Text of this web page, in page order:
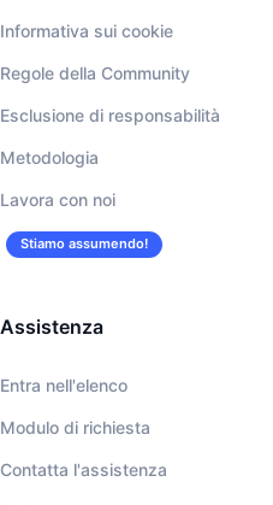
Informativa sui cookie
Regole della Community
Esclusione di responsabilità
Metodologia
Lavora con noi
Stiamo assumendo!
Assistenza
Entra nell'elenco
Modulo di richiesta
Contatta l'assistenza